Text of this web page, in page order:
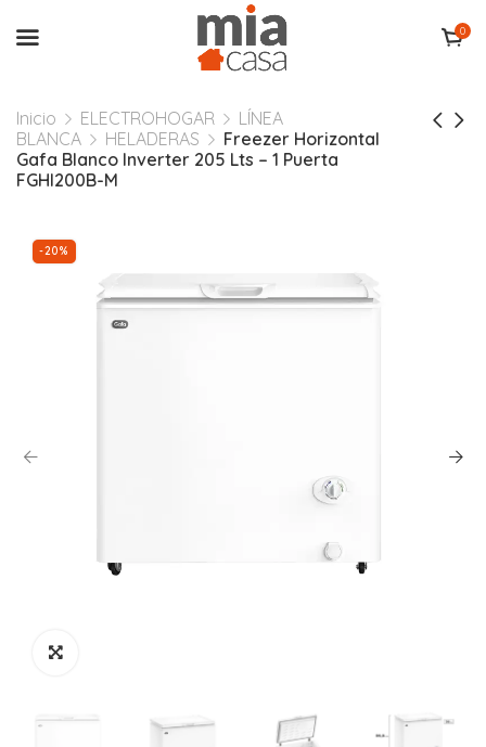
0
Inicio ELECTROHOGAR
LÍNEA
BLANCA
HELADERAS
Freezer Horizontal
Gafa Blanco Inverter 205 Lts – 1 Puerta
FGHI200B-M
-20%